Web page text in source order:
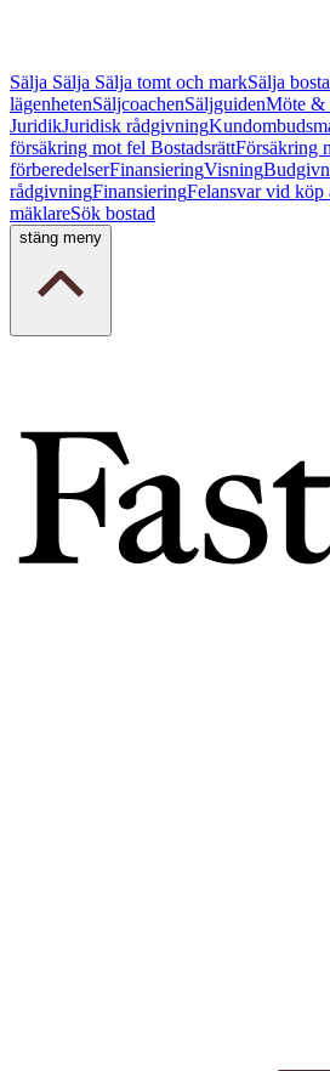
Sälja Sälja Sälja tomt och markSälja
lägenhetenSäljcoachenSäljguidenMöte &
JuridikJuridisk rådgivning
försäkring mot fel BostadsrättFörsäkring
förberedelserFinansieringVisning
rådgivningFinansieringFelansvar vid köp
mäklareSök bostad
stäng meny